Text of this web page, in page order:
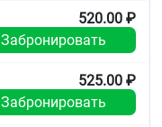
520.00 ₽
Забронировать
525.00 ₽
Забронировать